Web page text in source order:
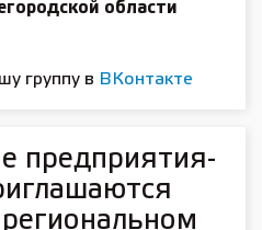
области
группу в ВКонтакте
предприятия-